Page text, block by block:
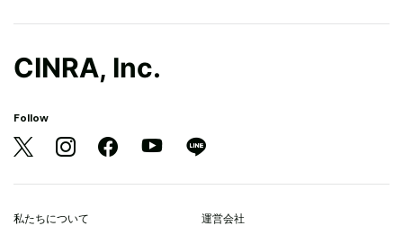
CINRA, Inc.
Follow
私たちについて 運営会社